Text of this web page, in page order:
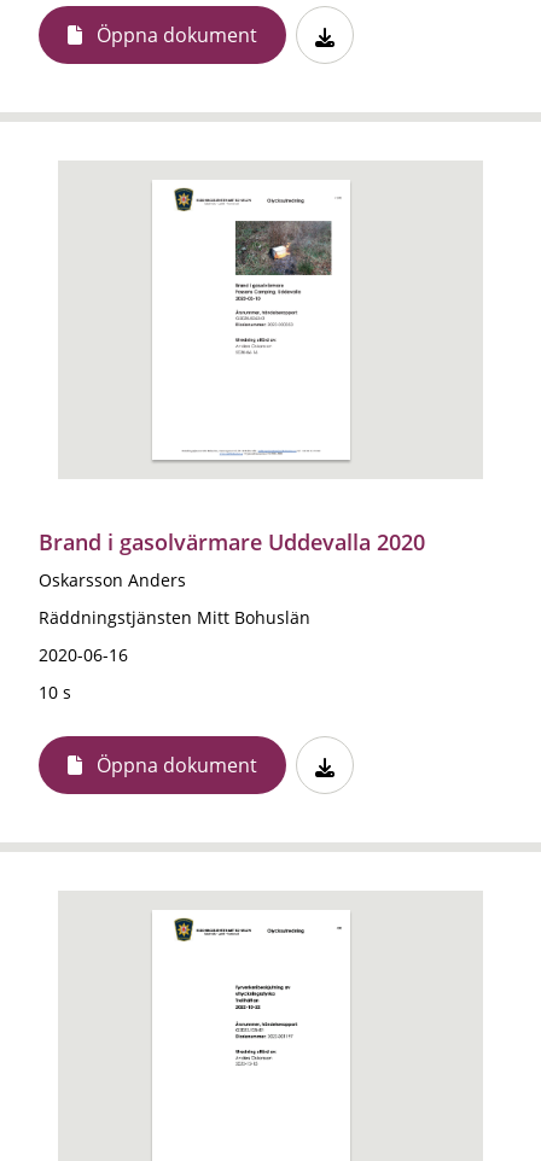
Öppna dokument
Brand i gasolvärmare Uddevalla 2020
Oskarsson Anders
Räddningstjänsten Mitt Bohuslän
2020-06-16
10 s
Öppna dokument